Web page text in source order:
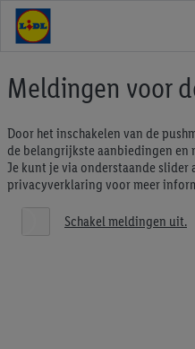
Meldingen voor
Door het inschakelen van de
de belangrijkste aanbiedingen en
Je kunt je via onderstaande slider
privacyverklaring voor meer
Schakel meldingen uit.